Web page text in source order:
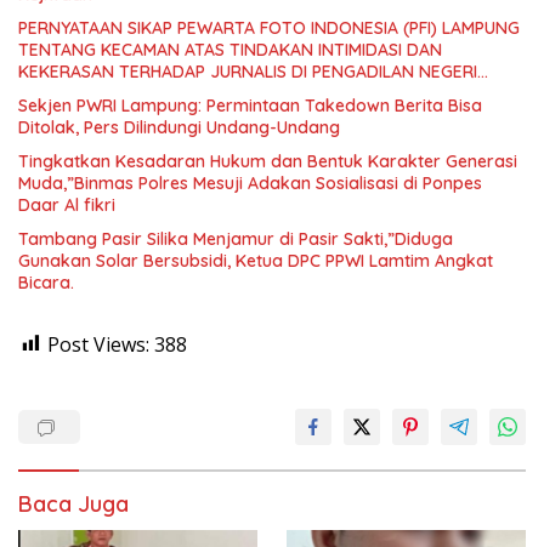
PERNYATAAN SIKAP PEWARTA FOTO INDONESIA (PFI) LAMPUNG
TENTANG KECAMAN ATAS TINDAKAN INTIMIDASI DAN
KEKERASAN TERHADAP JURNALIS DI PENGADILAN NEGERI
Sekjen PWRI Lampung: Permintaan Takedown Berita Bisa
Ditolak, Pers Dilindungi Undang-Undang
Tingkatkan Kesadaran Hukum dan Bentuk Karakter Generasi
Muda,”Binmas Polres Mesuji Adakan Sosialisasi di Ponpes
Daar Al fikri
Tambang Pasir Silika Menjamur di Pasir Sakti,”Diduga
Gunakan Solar Bersubsidi, Ketua DPC PPWI Lamtim Angkat
Bicara.
Post Views: 388
Baca Juga